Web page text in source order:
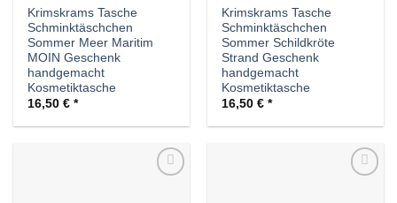
Krimskrams Tasche
Schminktäschchen
Sommer Meer Maritim
MOIN Geschenk
handgemacht
Kosmetiktasche
16,50€
Krimskrams Tasche
Schminktäschchen
Sommer Schildkröte
Strand Geschenk
handgemacht
Kosmetiktasche
16,50€